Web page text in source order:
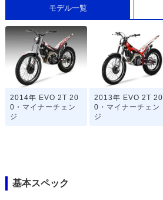
モデル一覧
2014年 EVO 2T 20
0・マイナーチェン
ジ
2013年 EVO 2T 20
0・マイナーチェン
ジ
基本スペック